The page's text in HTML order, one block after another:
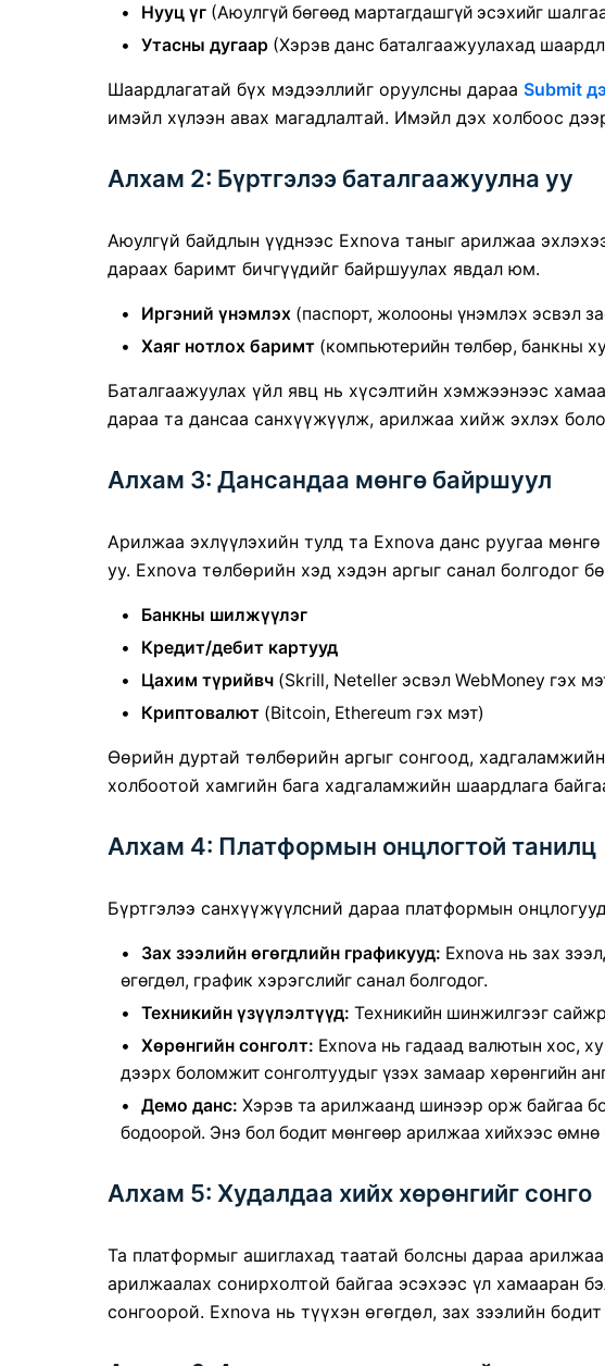
Нууц үг (Аюулгүй бөгөөд мартагдашгүй эсэхийг
Утасны дугаар (Хэрэв данс баталгаажуулахад
Шаардлагатай бүх мэдээллийг оруулсны дараа Submit
имэйл хүлээн авах магадлалтай. Имэйл дэх холбоос
Алхам 2: Бүртгэлээ баталгаажуулна уу
Аюулгүй байдлын үүднээс Exnova таныг арилжаа
дараах баримт бичгүүдийг байршуулах явдал юм.
Иргэний үнэмлэх (паспорт, жолооны үнэмлэх эсвэл
Хаяг нотлох баримт (компьютерийн төлбөр, банкны
Баталгаажуулах үйл явц нь хүсэлтийн хэмжээнээс
дараа та дансаа санхүүжүүлж, арилжаа хийж эхлэх
Алхам 3: Дансандаа мөнгө байршуул
Арилжаа эхлүүлэхийн тулд та Exnova данс руугаа
уу. Exnova төлбөрийн хэд хэдэн аргыг санал болгодог
Банкны шилжүүлэг
Кредит/дебит картууд
Цахим түрийвч (Skrill, Neteller эсвэл WebMoney гэх
Криптовалют (Bitcoin, Ethereum гэх мэт)
Өөрийн дуртай төлбөрийн аргыг сонгоод,
холбоотой хамгийн бага хадгаламжийн шаардлага
Алхам 4: Платформын онцлогтой танилц
Бүртгэлээ санхүүжүүлсний дараа платформын
Зах зээлийн өгөгдлийн графикууд: Exnova нь зах
өгөгдөл, график хэрэгслийг санал болгодог.
Техникийн үзүүлэлтүүд: Техникийн шинжилгээг
Хөрөнгийн сонголт: Exnova нь гадаад валютын хос,
дээрх боломжит сонголтуудыг үзэх замаар хөрөнгийн
Демо данс: Хэрэв та арилжаанд шинээр орж байгаа
бодоорой. Энэ бол бодит мөнгөөр ​​арилжаа хийхээс
Алхам 5: Худалдаа хийх хөрөнгийг сонго
Та платформыг ашиглахад таатай болсны дараа
арилжаалах сонирхолтой байгаа эсэхээс үл хамааран
сонгоорой. Exnova нь түүхэн өгөгдөл, зах зээлийн